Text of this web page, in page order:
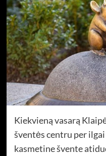
Kiekvieną vasarą
šventės centru per
kasmetine švente